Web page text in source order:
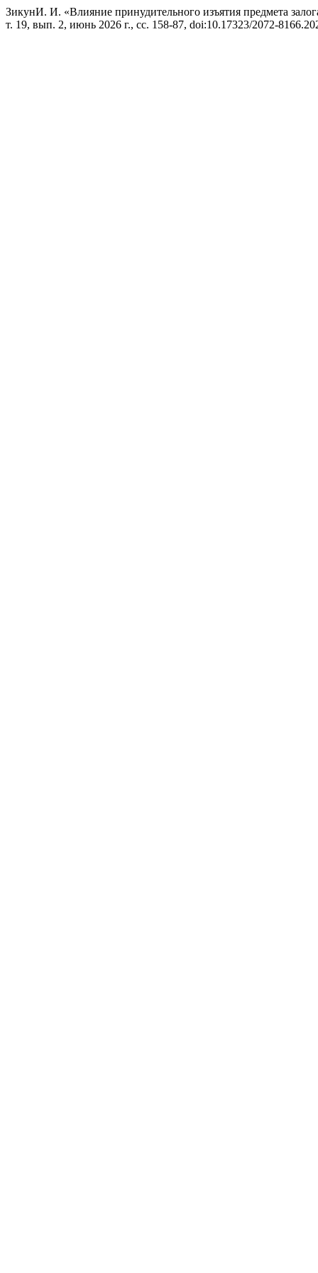
ЗикунИ. И. «Влияние принудительного изъятия предмета
т. 19, вып. 2, июнь 2026 г., сс. 158-87, doi:10.17323/2072-